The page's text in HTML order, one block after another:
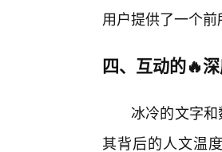
用户提供了一个
四、互动的🔥
冰冷的文字
其背后的人文温